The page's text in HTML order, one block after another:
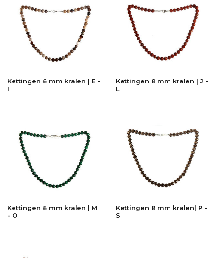
Kettingen 8 mm kralen | E -
I
Kettingen 8 mm kralen | J -
L
Kettingen 8 mm kralen | M
- O
Kettingen 8 mm kralen| P -
S